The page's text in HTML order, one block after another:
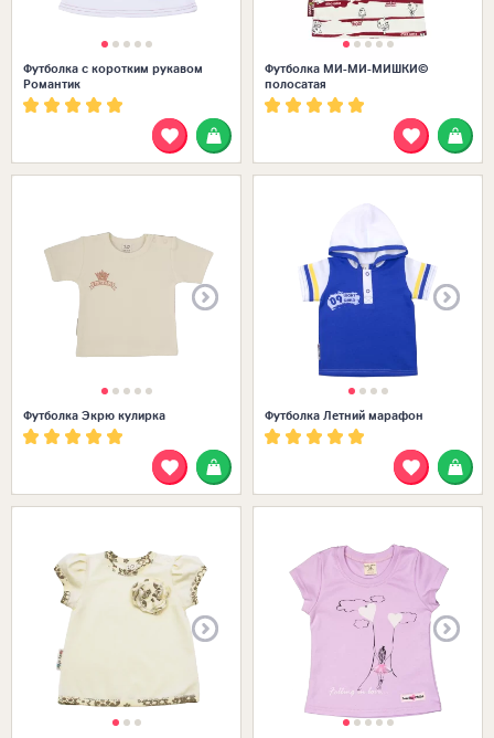
Футболка с коротким рукавом
Романтик
Футболка МИ-МИ-МИШКИ©
полосатая
Футболка Экрю кулирка Футболка Летний марафон